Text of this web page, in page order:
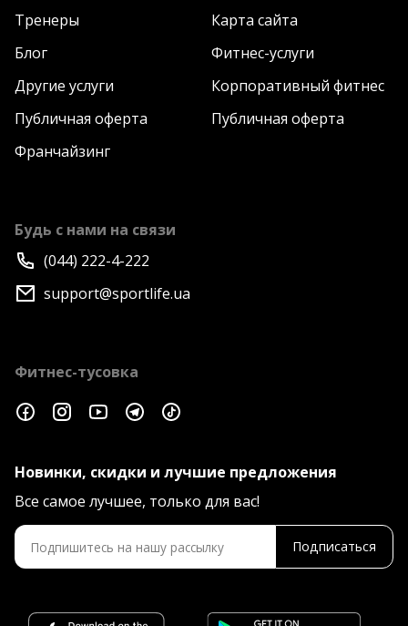
Тренеры
Карта сайта
Блог
Фитнес-услуги
Другие услуги
Корпоративный фитнес
Публичная оферта
Публичная оферта
Франчайзинг
Будь с нами на связи
(044) 222-4-222
support@sportlife.ua
Фитнес-тусовка
Новинки, скидки и лучшие предложения
Все самое лучшее, только для вас!
Подписаться